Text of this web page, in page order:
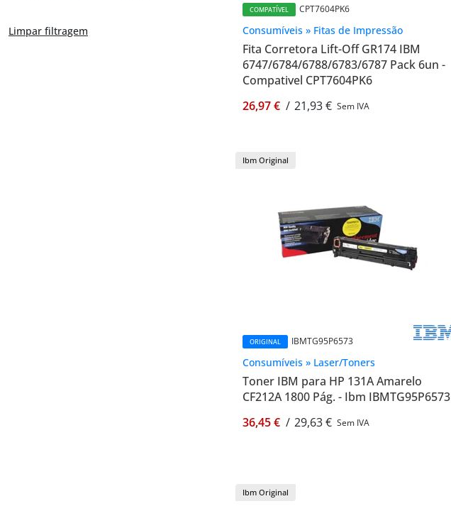
Limpar filtragem
COMPATÍVEL CPT7604PK6
Consumíveis » Fitas de Impressão
Fita Corretora Lift-Off GR174 IBM
6747/6784/6788/6783/6787 Pack 6un -
Compativel CPT7604PK6
26,97 € / 21,93 € Sem IVA
Ibm Original
ORIGINAL IBMTG95P6573
Consumíveis » Laser/Toners
Toner IBM para HP 131A Amarelo
CF212A 1800 Pág. - Ibm IBMTG95P6573
36,45 € / 29,63 € Sem IVA
Ibm Original